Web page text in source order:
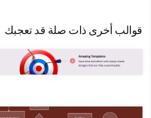
قوالب أخرى ذات صلة قد تعجبك